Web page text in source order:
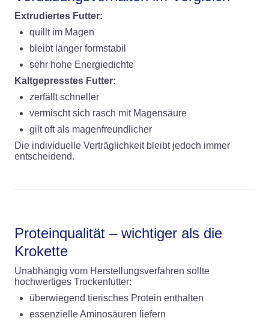
Extrudiertes Futter:
quillt im Magen
bleibt länger formstabil
sehr hohe Energiedichte
Kaltgepresstes Futter:
zerfällt schneller
vermischt sich rasch mit Magensäure
gilt oft als magenfreundlicher
Die individuelle Verträglichkeit bleibt jedoch immer
entscheidend.
Proteinqualität – wichtiger als die
Krokette
Unabhängig vom Herstellungsverfahren sollte
hochwertiges Trockenfutter:
überwiegend tierisches Protein enthalten
essenzielle Aminosäuren liefern